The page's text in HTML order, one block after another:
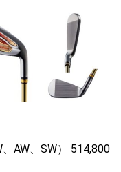
AW、SW） 514,800